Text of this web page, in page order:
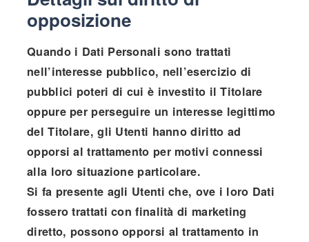
opposizione
Quando i Dati Personali sono trattati
nell’interesse pubblico, nell’esercizio di
pubblici poteri di cui è investito il Titolare
oppure per perseguire un interesse legittimo
del Titolare, gli Utenti hanno diritto ad
opporsi al trattamento per motivi connessi
alla loro situazione particolare.
Si fa presente agli Utenti che, ove i loro Dati
fossero trattati con finalità di marketing
diretto, possono opporsi al trattamento in